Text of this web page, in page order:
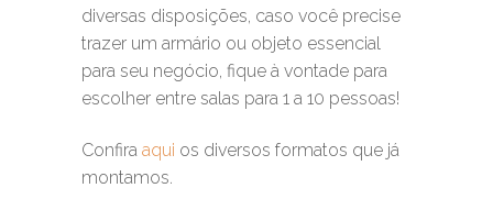
diversas disposições, caso você precise
trazer um armário ou objeto essencial
para seu negócio, fique à vontade para
escolher entre salas para 1 a 10 pessoas!
Confira aqui os diversos formatos que já
montamos.